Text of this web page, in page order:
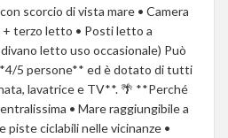
scorcio di vista mare • Camera
terzo letto • Posti letto a
letto uso occasionale) Può
5 persone** ed è dotato di tutti
lavatrice e TV**. 🌴 **Perché
• Mare raggiungibile a
piste ciclabili nelle vicinanze •